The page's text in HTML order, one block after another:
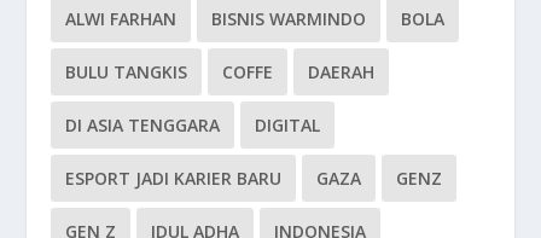
ALWI FARHAN BISNIS WARMINDO BOLA
BULU TANGKIS COFFE DAERAH
DI ASIA TENGGARA DIGITAL
ESPORT JADI KARIER BARU GAZA GENZ
GEN Z IDUL ADHA INDONESIA